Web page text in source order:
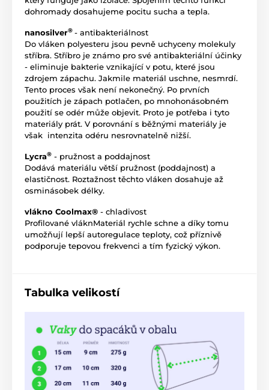
dohromady dosahujeme pocitu sucha a tepla.
nanosilver® - antibakteriálnost
Do vláken polyesteru jsou pevně uchyceny molekuly
stříbra. Stříbro je známo pro své antibakteriální účinky
- eliminuje bakterie vznikající v potu, které jsou
zdrojem zápachu. Jakmile materiál uschne, nesmrdí.
Tento proces však není nekonečný. Po prvních
použitích je zápach potlačen, po mnohonásobném
použití se odér může objevit. Proto je potřeba i tyto
materiály prát. V porovnání s běžnými materiály je
však intenzita odéru nesrovnatelně nižší.
Lycra® - pružnost a poddajnost
Dodává materiálu větší pružnost (poddajnost) a
elastičnost. Roztažnost těchto vláken dosahuje až
osminásobek délky.
vlákno Coolmax® - chladivost
Profilované vláknMateriál rychle schne a díky tomu
umožňují lepší autoregulace teploty, což příznivě
podporuje tepovou frekvenci a tím fyzický výkon.
Tabulka velikostí